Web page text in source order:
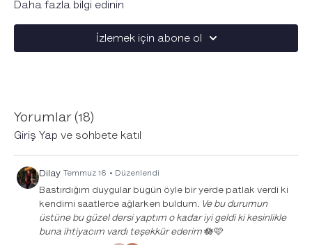
Kalp kırıklıklarını yok saymadan, onlara şefkatli bir bakış
Kalbimizi onarmak ve içsel iyileşme sürecini başlat.
Farkındalık ve sevgi dolu bir enerji alanı yarat.
Daha fazla bilgi edinin
İzlemek için abone ol
Yorumlar (18)
Giriş Yap ve sohbete katıl
Dilay Temmuz 16 • Düzenlendi
Bastırdığım duygular bugün öyle bir yerde patlak verdi ki
kendimi saatlerce ağlarken buldum. Ve bu durumun
üstüne bu güzel dersi yaptım o kadar iyi geldi ki kesinlikle
buna ihtiyacım vardı teşekkür ederim🪷🩷